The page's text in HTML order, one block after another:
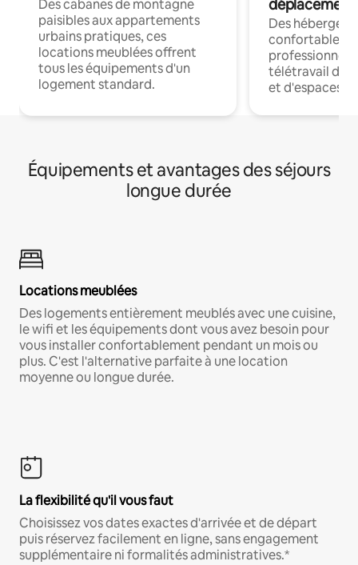
Des cabanes de montagne
paisibles aux appartements
urbains pratiques, ces
locations meublées offrent
tous les équipements d'un
logement standard.
déplacement
Des
confortables
professionnels
télétravail
et d'espaces
Équipements et avantages des séjours
longue durée
Locations meublées
Des logements entièrement meublés avec une cuisine,
le wifi et les équipements dont vous avez besoin pour
vous installer confortablement pendant un mois ou
plus. C'est l'alternative parfaite à une location
moyenne ou longue durée.
La flexibilité qu'il vous faut
Choisissez vos dates exactes d'arrivée et de départ
puis réservez facilement en ligne, sans engagement
supplémentaire ni formalités administratives.*